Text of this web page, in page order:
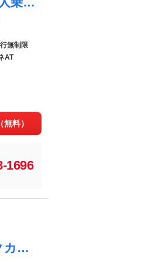
無制限
AT
料）
1696
フリード Ｇブラックスタイル ワンオーナー ＥＴＣ バックカメラ ナビ ＴＶ アダプティブクルーズコントロール レーンアシスト 衝突被害軽減システム 両側電動スライドドア オートライト ＬＥＤヘッドランプ スマートキー